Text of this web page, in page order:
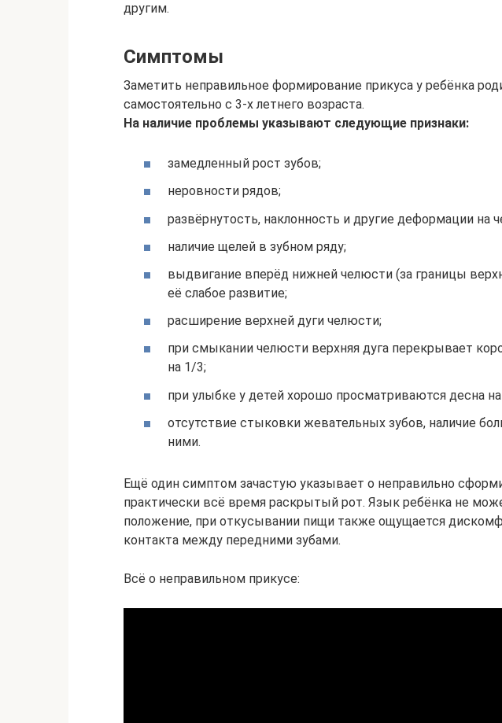
другим.
Симптомы
Заметить неправильное формирование прикуса у ребёнка
самостоятельно с 3-х летнего возраста.
На наличие проблемы указывают следующие признаки:
замедленный рост зубов;
неровности рядов;
развёрнутость, наклонность и другие деформации на
наличие щелей в зубном ряду;
выдвигание вперёд нижней челюсти (за границы
её слабое развитие;
расширение верхней дуги челюсти;
при смыкании челюсти верхняя дуга перекрывает
на 1/3;
при улыбке у детей хорошо просматриваются десна
отсутствие стыковки жевательных зубов, наличие
ними.
Ещё один симптом зачастую указывает о неправильно
практически всё время раскрытый рот. Язык ребёнка не
положение, при откусывании пищи также ощущается
контакта между передними зубами.
Всё о неправильном прикусе: